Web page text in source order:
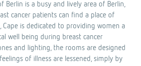
Berlin is a busy and lively area of Berlin,
cancer patients can find a place of
Cape is dedicated to providing women a
well being during breast cancer
and lighting, the rooms are designed
of illness are lessened, simply by